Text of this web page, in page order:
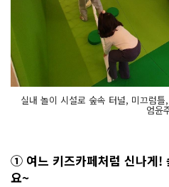
실내 놀이 시설로 숲속 터널, 미끄럼
엄윤
① 여느 키즈카페처럼 신나게!
요~